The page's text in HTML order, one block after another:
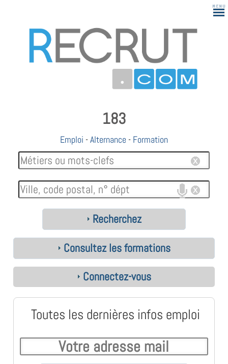
183
Emploi -Alternance - Formation
Recherchez
Consultez les formations
Connectez-vous
Toutes les dernières infos emploi